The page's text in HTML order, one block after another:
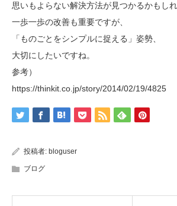
思いもよらない解決方法が見つかるかもしれ
一歩一歩の改善も重要ですが、
「ものごとをシンプルに捉える」姿勢、
大切にしたいですね。
参考）
https://thinkit.co.jp/story/2014/02/19/4825
投稿者: bloguser
ブログ